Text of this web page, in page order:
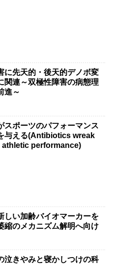
に先天的・後天的デノボ変
関連～双極性障害の病態理
進～
スポーツのパフォーマンス
与える(Antibiotics wreak
athletic performance)
しい加齢バイオマーカーを
縮のメカニズム解明へ向け
泣きやみと寝かしつけの科